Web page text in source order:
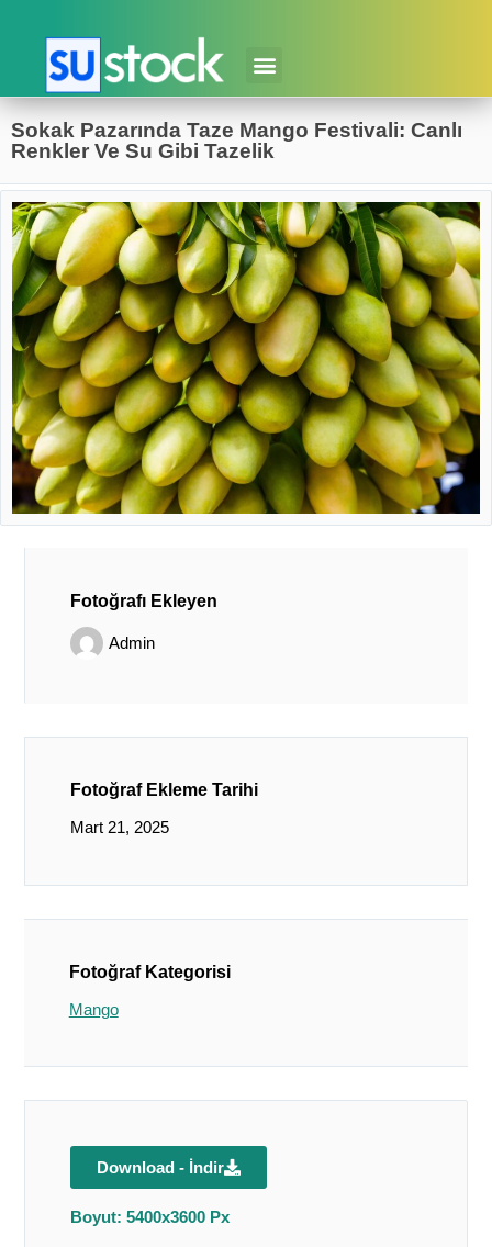
Sokak Pazarında Taze Mango Festivali: Canlı
Renkler Ve Su Gibi Tazelik
Fotoğrafı Ekleyen
Admin
Fotoğraf Ekleme Tarihi
Mart 21, 2025
Fotoğraf Kategorisi
Mango
Download - İndir
Boyut: 5400x3600 Px